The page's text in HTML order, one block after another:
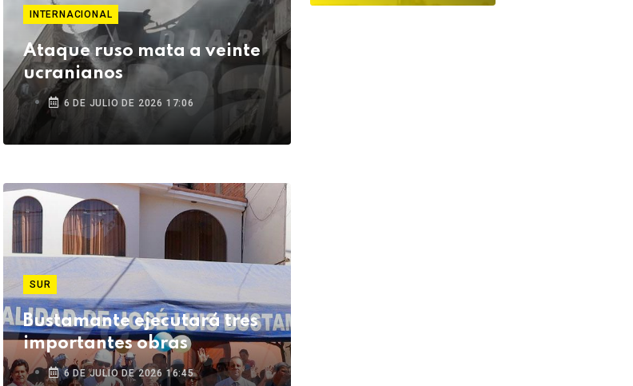
INTERNACIONAL
Ataque ruso mata a veinte
ucranianos
6 DE JULIO DE 2026 17:06
SUR
Bustamante ejecutará tres
importantes obras
6 DE JULIO DE 2026 16:45